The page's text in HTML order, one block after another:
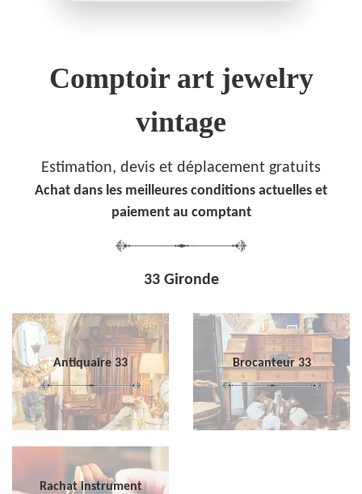
Comptoir art jewelry
vintage
Estimation, devis et déplacement gratuits
Achat dans les meilleures conditions actuelles et
paiement au comptant
33 Gironde
Antiquaire 33 Brocanteur 33
Rachat instrument